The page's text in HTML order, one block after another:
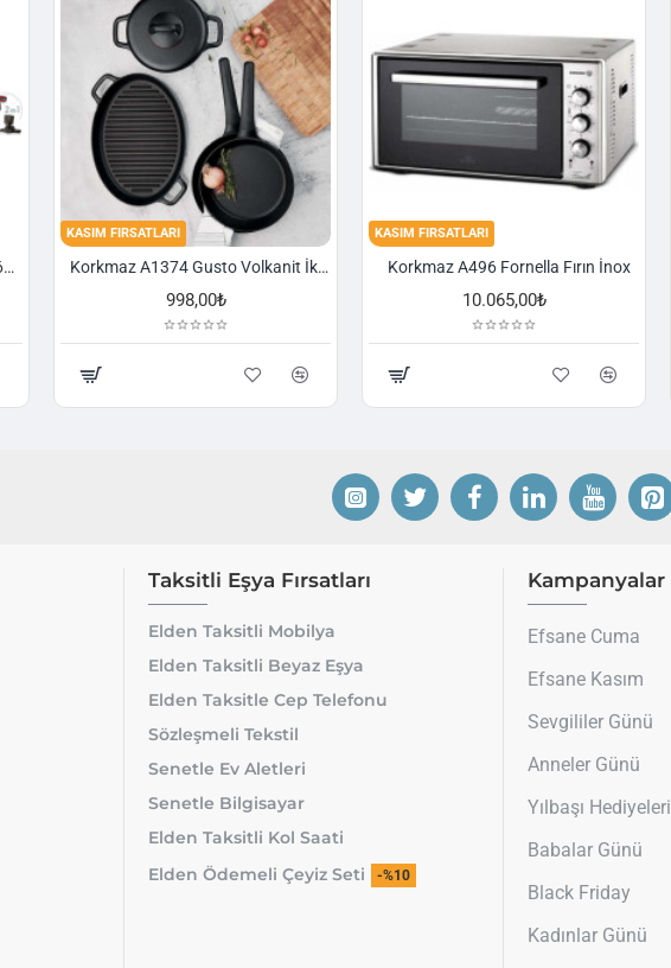
Electrolux EUFC81DB Ultra Flex 650 W Toz Torbasız Süpürge
KASIM FIRSATLARI
Korkmaz A1374 Gusto Volkanit İki Kulplu Oval Tava
998,00₺
KASIM FIRSATLARI
Korkmaz A496 Fornella Fırın İnox
10.065,00₺
Taksitli Eşya Fırsatları
Elden Taksitli Mobilya
Elden Taksitli Beyaz Eşya
Elden Taksitle Cep Telefonu
Sözleşmeli Tekstil
Senetle Ev Aletleri
Senetle Bilgisayar
Elden Taksitli Kol Saati
Elden Ödemeli Çeyiz Seti
-%10
Kampanyalar
Efsane Cuma
Efsane Kasım
Sevgililer Günü
Anneler Günü
Yılbaşı Hediyeleri
Babalar Günü
Black Friday
Kadınlar Günü